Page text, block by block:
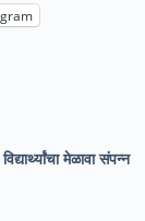
मेळावा संपन्न